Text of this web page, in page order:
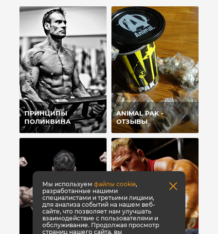
ПРИНЦИПЫ
ПОЛИКВИНА
ANIMAL PAK -
ОТЗЫВЫ
ТОП-8 СПОСОБОВ,
Мы используемфайлы cookie,
разработанные нашими
специалистами и третьими лицами,
для анализа событий на нашем веб-
сайте, что позволяет нам улучшать
взаимодействие с пользователями и
обслуживание. Продолжая просмотр
страниц нашего сайта, вы